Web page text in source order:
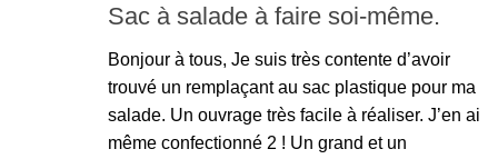
Sac à salade à faire soi-même.
Bonjour à tous, Je suis très contente d’avoir
trouvé un remplaçant au sac plastique pour ma
salade. Un ouvrage très facile à réaliser. J’en ai
même confectionné 2 ! Un grand et un